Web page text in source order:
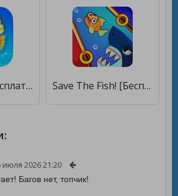
Fish Mania [Бесплатные покупки] Save The Fish! [Бесплатные покупки]
июля 2026 21:20
Багов нет, топчик!